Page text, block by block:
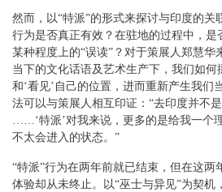
然而，以“特派”的形式来探讨与印度的关
行为是否真正有效？在驻地的过程中，
某种程度上的“误读”？对于策展人郑慧华
当下的文化话语及艺术生产下，我们如
和‘看见’自己的位置，进而重新产生我
法可以与策展人相互印证：“去印度并不
……‘特派’对我来说，更多的是给我一个
不太会进入的状态。”
“特派”行为在两年前就已结束，但在这
体验却从未终止。以“巫士与异见”为契